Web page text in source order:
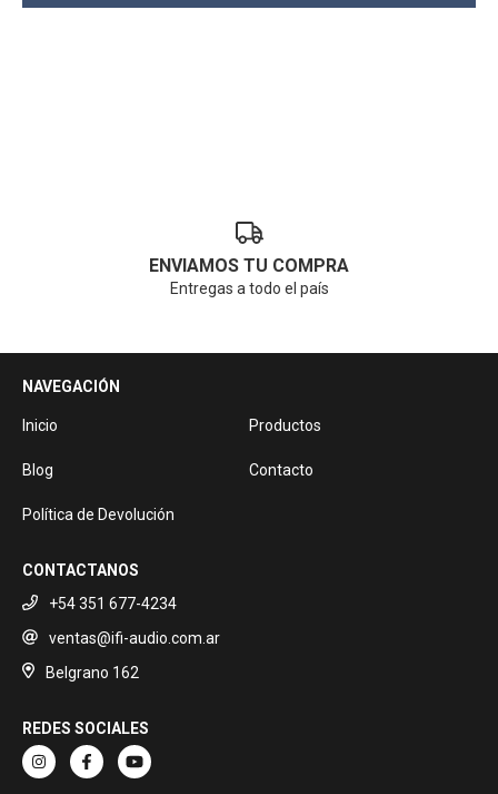
ENVIAMOS TU COMPRA
Entregas a todo el país
NAVEGACIÓN
Inicio Productos
Blog Contacto
Política de Devolución
CONTACTANOS
+54 351 677-4234
ventas@ifi-audio.com.ar
Belgrano 162
REDES SOCIALES